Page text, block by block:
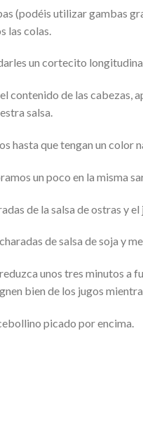
(podéis utilizar gambas
las colas.
un cortecito
contenido de las cabezas,
salsa.
hasta que tengan un color
un poco en la misma
de la salsa de ostras y el
de salsa de soja y
unos tres minutos a
bien de los jugos
picado por encima.